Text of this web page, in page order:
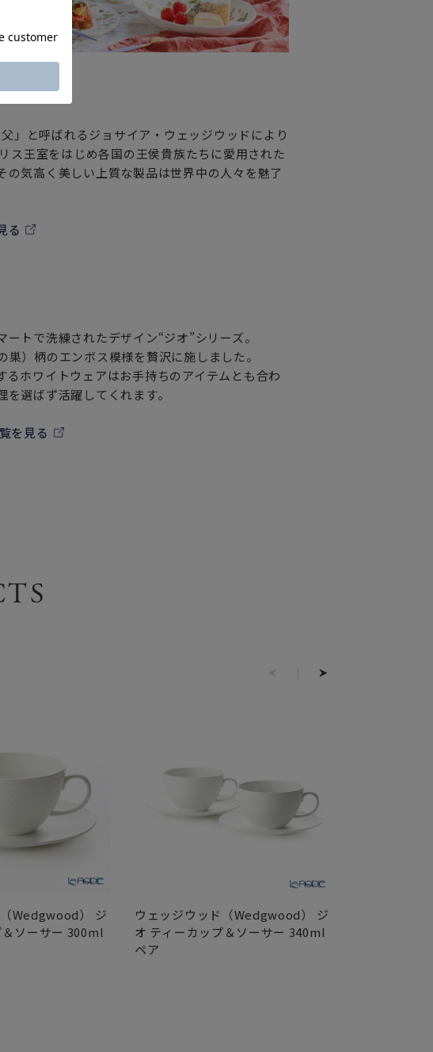
」と呼ばれるジョサイア・ウェッジウッドにより
ス王室をはじめ各国の王侯貴族たちに愛用された
気高く美しい上質な製品は世界中の人々を魅了
る
トで洗練されたデザイン“ジオ”シリーズ。
）柄のエンボス模様を贅沢に施しました。
ホワイトウェアはお手持ちのアイテムとも合わ
選ばず活躍してくれます。
を見る
Wedgwood） ジ
ソーサー 300ml
ウェッジウッド（Wedgwood） ジ
オ ティーカップ＆ソーサー 340ml
ペア